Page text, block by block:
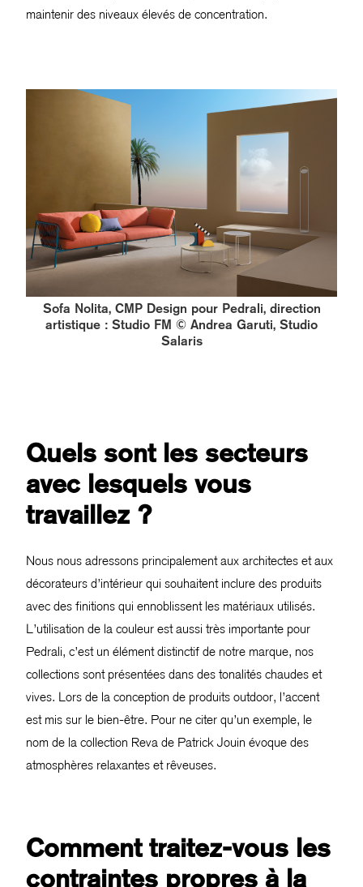
maintenir des niveaux élevés de concentration.
Sofa Nolita, CMP Design pour Pedrali, direction
artistique : Studio FM © Andrea Garuti, Studio
Salaris
Quels sont les secteurs
avec lesquels vous
travaillez ?
Nous nous adressons principalement aux architectes et aux
décorateurs d’intérieur qui souhaitent inclure des produits
avec des finitions qui ennoblissent les matériaux utilisés.
L’utilisation de la couleur est aussi très importante pour
Pedrali, c’est un élément distinctif de notre marque, nos
collections sont présentées dans des tonalités chaudes et
vives. Lors de la conception de produits outdoor, l’accent
est mis sur le bien-être. Pour ne citer qu’un exemple, le
nom de la collection Reva de Patrick Jouin évoque des
atmosphères relaxantes et rêveuses.
Comment traitez-vous les
contraintes propres à la